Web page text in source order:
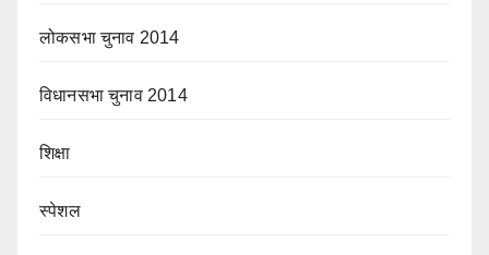
लोकसभा चुनाव 2014
विधानसभा चुनाव 2014
शिक्षा
स्पेशल